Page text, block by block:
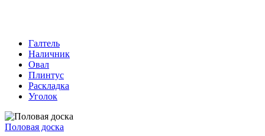
Галтель
Наличник
Овал
Плинтус
Раскладка
Уголок
Половая доска